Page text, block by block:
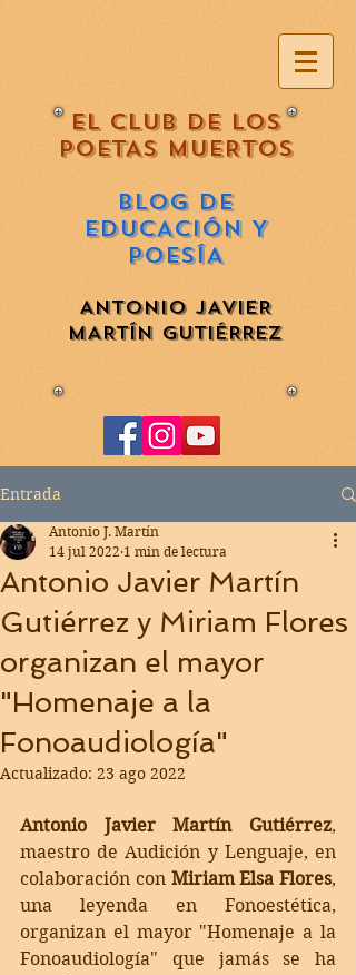
EL CLUB DE LOS
POETAS MUERTOS
BLOG DE
EDUCACIÓN Y
POESÍA
ANTONIO JAVIER
MARTÍN GUTIÉRREZ
Entrada
Antonio Javier Martín
Gutiérrez y Miriam Flores
organizan el mayor
"Homenaje a la
Fonoaudiología"
Antonio J. Martín
14 jul 2022 1 min de lectura
Actualizado: 23 ago 2022
Antonio Javier Martín Gutiérrez,
maestro de Audición y Lenguaje, en
colaboración con Miriam Elsa Flores,
una leyenda en Fonoestética,
organizan el mayor "Homenaje a la
Fonoaudiología" que jamás se ha